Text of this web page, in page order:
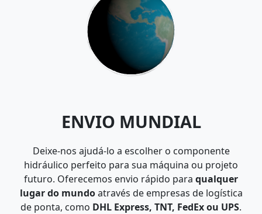
ENVIO MUNDIAL
Deixe-nos ajudá-lo a escolher o componente
hidráulico perfeito para sua máquina ou projeto
futuro. Oferecemos envio rápido para qualquer
lugar do mundoatravés de empresas de logística
de ponta, como DHL Express, TNT, FedEx ou UPS.